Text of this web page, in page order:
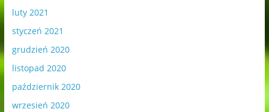
luty 2021
styczeń 2021
grudzień 2020
listopad 2020
październik 2020
wrzesień 2020